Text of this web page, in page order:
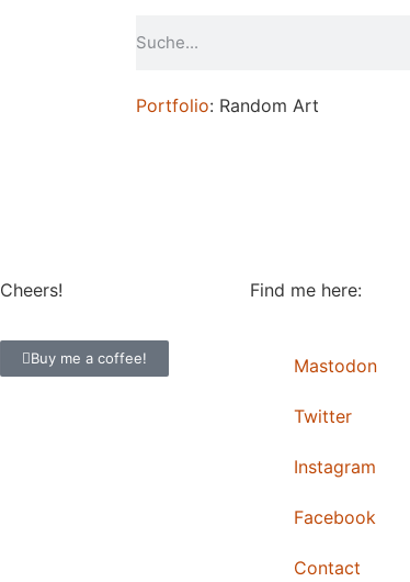
Portfolio: Random Art
Cheers!
Buy me a coffee!
Find me here:
Mastodon
Twitter
Instagram
Facebook
Contact